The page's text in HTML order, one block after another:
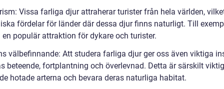
Vissa farliga djur attraherar turister från hela världen,
fördelar för länder där dessa djur finns naturligt. Till
populär attraktion för dykare och turister.
välbefinnande: Att studera farliga djur ger oss även viktiga
beteende, fortplantning och överlevnad. Detta är särskilt
hotade arterna och bevara deras naturliga habitat.